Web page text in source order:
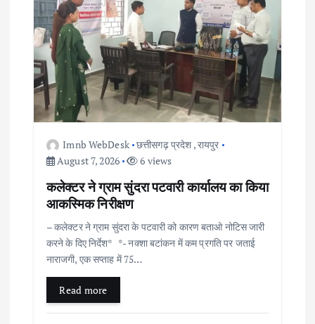
Imnb WebDesk छत्तीसगढ़ प्रदेश ,रायपुर
August 7, 2026
6 views
कलेक्टर ने ग्राम सुंदरा पटवारी कार्यालय का किया
आकस्मिक निरीक्षण
– कलेक्टर ने ग्राम सुंदरा के पटवारी को कारण बताओ नोटिस जारी
करने के दिए निर्देश* *- नक्शा बटांकन में कम प्रगति पर जताई
नाराजगी, एक सप्ताह में 75…
Read more